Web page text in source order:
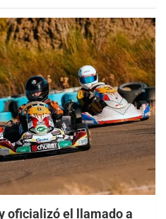
oficializó el llamado a